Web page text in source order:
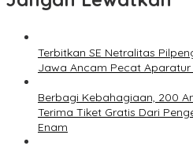
Terbitkan SE Netralitas
Jawa Ancam Pecat
Berbagi Kebahagiaan, 200
Terima Tiket Gratis Dari
Enam